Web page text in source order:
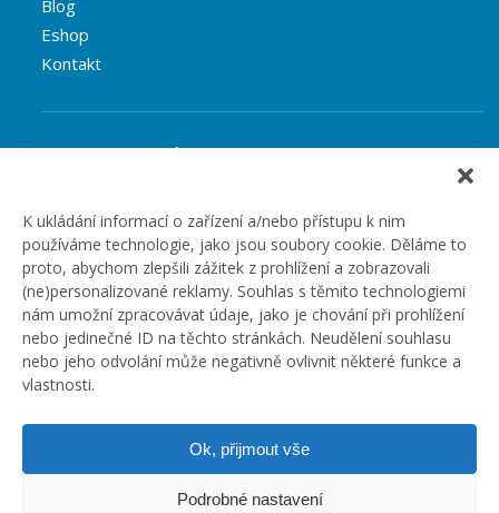
K ukládání informací o zařízení a/nebo přístupu k nim
používáme technologie, jako jsou soubory cookie. Děláme to
proto, abychom zlepšili zážitek z prohlížení a zobrazovali
(ne)personalizované reklamy. Souhlas s těmito technologiemi
nám umožní zpracovávat údaje, jako je chování při prohlížení
nebo jedinečné ID na těchto stránkách. Neudělení souhlasu
nebo jeho odvolání může negativně ovlivnit některé funkce a
vlastnosti.
Ok, přijmout vše
Podrobné nastavení
Blog
Eshop
Kontakt
Rubriky článků
Podcast
Případové studie
Realizované zakázky
Slovník
Zaměstnání